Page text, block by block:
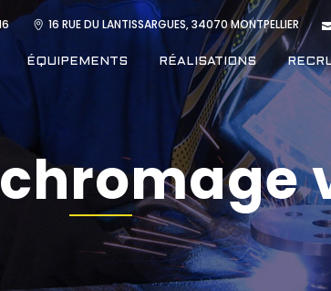
16 RUE DU LANTISSARGUES, 34070 MONTPELLIER
ÉQUIPEMENTS RÉALISATIONS